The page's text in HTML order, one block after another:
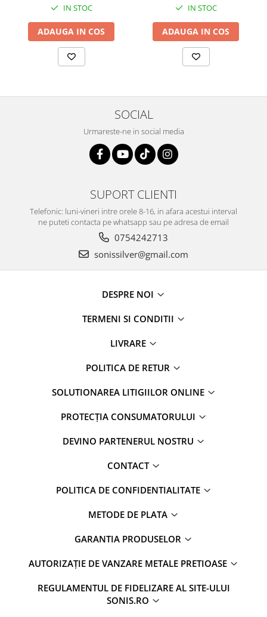
IN STOC
ADAUGA IN COS
IN STOC
ADAUGA IN COS
SOCIAL
Urmareste-ne in social media
SUPORT CLIENTI
Telefonic: luni-vineri intre orele 8-16, in afara acestui interval
ne puteti contacta pe whatsapp sau pe adresa de email
0754242713
sonissilver@gmail.com
DESPRE NOI
TERMENI SI CONDITII
LIVRARE
POLITICA DE RETUR
SOLUTIONAREA LITIGIILOR ONLINE
PROTECȚIA CONSUMATORULUI
DEVINO PARTENERUL NOSTRU
CONTACT
POLITICA DE CONFIDENTIALITATE
METODE DE PLATA
GARANTIA PRODUSELOR
AUTORIZAȚIE DE VANZARE METALE PRETIOASE
REGULAMENTUL DE FIDELIZARE AL SITE-ULUI
SONIS.RO